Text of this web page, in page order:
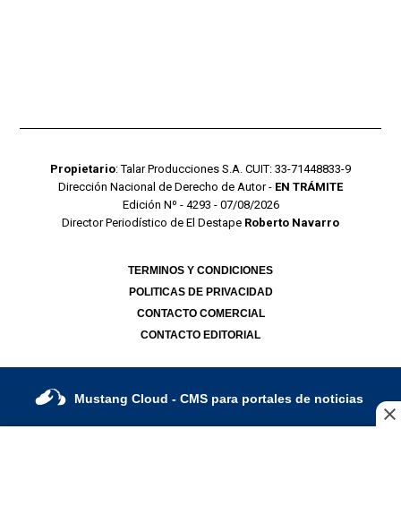
Propietario: Talar Producciones S.A. CUIT: 33-71448833-9
Dirección Nacional de Derecho de Autor - EN TRÁMITE
Edición Nº - 4293 - 07/08/2026
Director Periodístico de El Destape Roberto Navarro
TERMINOS Y CONDICIONES
POLITICAS DE PRIVACIDAD
CONTACTO COMERCIAL
CONTACTO EDITORIAL
Mustang Cloud - CMS para portales de noticias